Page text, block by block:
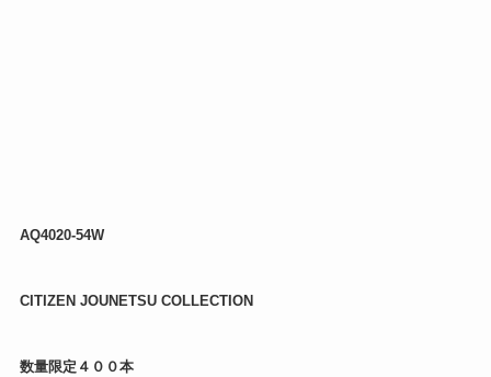
AQ4020-54W
CITIZEN JOUNETSU COLLECTION
数量限定４００本